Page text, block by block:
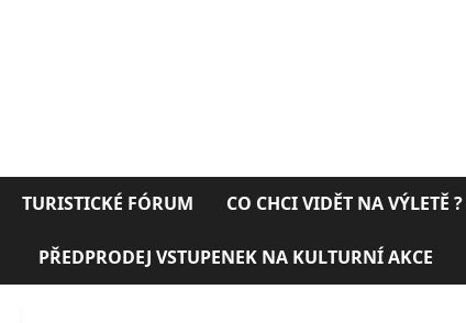
TURISTICKÉ FÓRUM CO CHCI VIDĚT NA VÝLETĚ ?
PŘEDPRODEJ VSTUPENEK NA KULTURNÍ AKCE